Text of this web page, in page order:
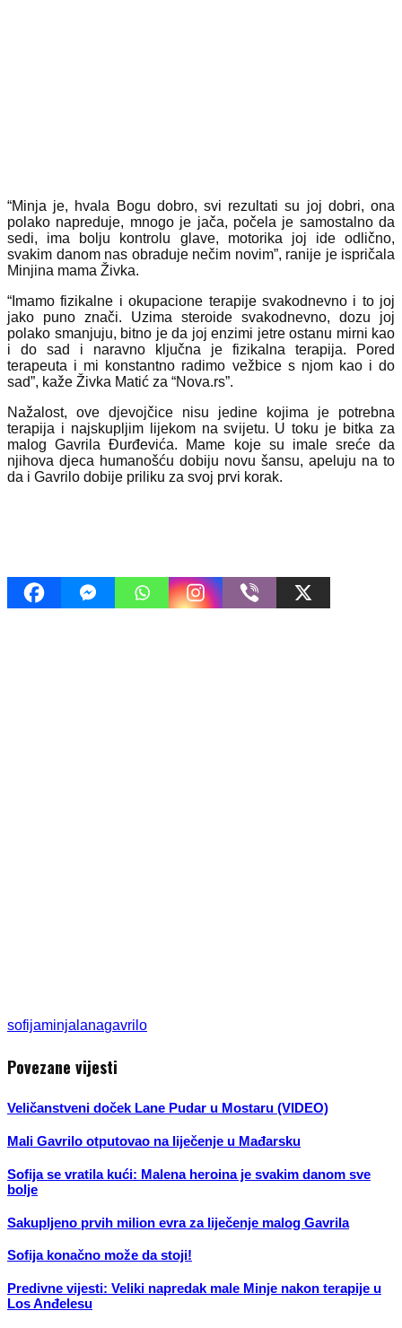
“Minja je, hvala Bogu dobro, svi rezultati su joj dobri, ona
polako napreduje, mnogo je jača, počela je samostalno da
sedi, ima bolju kontrolu glave, motorika joj ide odlično,
svakim danom nas obraduje nečim novim”, ranije je ispričala
Minjina mama Živka.
“Imamo fizikalne i okupacione terapije svakodnevno i to joj
jako puno znači. Uzima steroide svakodnevno, dozu joj
polako smanjuju, bitno je da joj enzimi jetre ostanu mirni kao
i do sad i naravno ključna je fizikalna terapija. Pored
terapeuta i mi konstantno radimo vežbice s njom kao i do
sad”, kaže Živka Matić za “Nova.rs”.
Nažalost, ove djevojčice nisu jedine kojima je potrebna
terapija i najskupljim lijekom na svijetu. U toku je bitka za
malog Gavrila Đurđevića. Mame koje su imale sreće da
njihova djeca humanošću dobiju novu šansu, apeluju na to
da i Gavrilo dobije priliku za svoj prvi korak.
sofijaminja lanagavrilo
Povezane vijesti
Veličanstveni doček Lane Pudar u Mostaru (VIDEO)
Mali Gavrilo otputovao na liječenje u Mađarsku
Sofija se vratila kući: Malena heroina je svakim danom sve
bolje
Sakupljeno prvih milion evra za liječenje malog Gavrila
Sofija konačno može da stoji!
Predivne vijesti: Veliki napredak male Minje nakon terapije u
Los Anđelesu